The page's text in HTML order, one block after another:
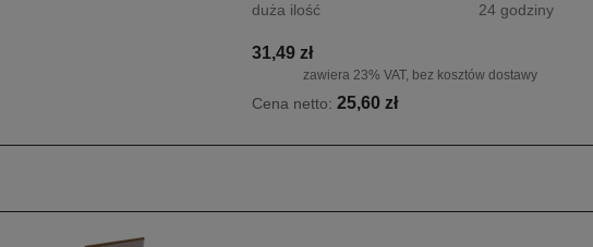
duża ilość 24 godziny
31,49 zł
zawiera 23% VAT, bez kosztów dostawy
Cena netto:25,60 zł